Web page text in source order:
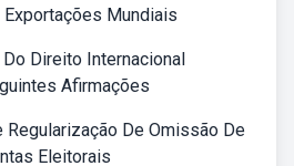
Mundiais
Direito Internacional
Afirmações
Regularização De Omissão De
Eleitorais